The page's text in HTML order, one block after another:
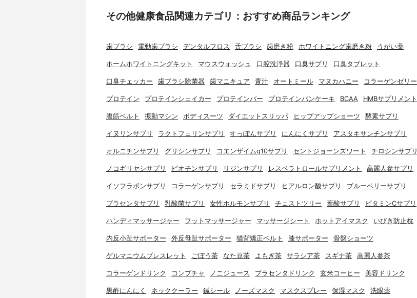
その他健康食品関連カテゴリ：おすすめ商品ランキング
歯ブラシ 電動歯ブラシ デンタルフロス 舌ブラシ 歯磨き粉 ホワイトニング歯磨き粉 うがい薬
ホームホワイトニングキット マウスウォッシュ 口腔洗浄器 口臭サプリ 口臭タブレット
口臭チェッカー 歯ブラシ除菌器 歯マニキュア 青汁 オートミール マヌカハニー コラーゲンゼリー
プロテイン プロテインシェイカー プロテインバー プロテインパンケーキ BCAA HMBサプリメント
腹筋ベルト 振動マシン ボディスーツ ダイエットスリッパ ヒップアップショーツ 酵素サプリ
イヌリンサプリ ラクトフェリンサプリ すっぽんサプリ にんにくサプリ アスタキサンチンサプリ
オルニチンサプリ グリシンサプリ コエンザイムq10サプリ セントジョーンズワート チロシンサプリ
ノコギリヤシサプリ ビオチンサプリ リジンサプリ レスベラトロールサプリメント 高麗人参サプリ
イソフラボンサプリ コラーゲンサプリ セラミドサプリ ヒアルロン酸サプリ ブルーベリーサプリ
プラセンタサプリ 乳酸菌サプリ 女性ホルモンサプリ チェストツリー 葉酸サプリ ビタミンCサプリ
ハンディマッサージャー フットマッサージャー マッサージシート ホットアイマスク いびき防止枕
内反小趾サポーター 外反母趾サポーター 猫背矯正ベルト 膝サポーター 骨盤ショーツ
ゲルマニウムブレスレット ごぼう茶 なた豆茶 よもぎ茶 サラシア茶 スギナ茶 高麗人参茶
コラーゲンドリンク コンブチャ ノニジュース プラセンタドリンク 玄米コーヒー 美容ドリンク
黒酢にんにく ネッククーラー 鍼シール ノーズマスク マスクスプレー 保湿マスク 洗眼薬